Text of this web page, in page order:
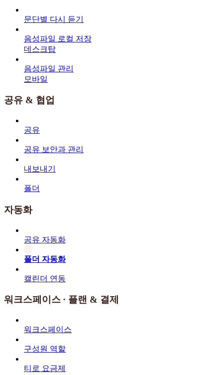
문단별 다시 듣기
음성파일 로컬 저장
데스크탑
음성파일 관리
모바일
공유 & 협업
공유
공유 보안과 관리
내보내기
폴더
자동화
공유 자동화
폴더 자동화
캘린더 연동
워크스페이스 · 플랜 & 결제
워크스페이스
구성원 역할
티로 요금제